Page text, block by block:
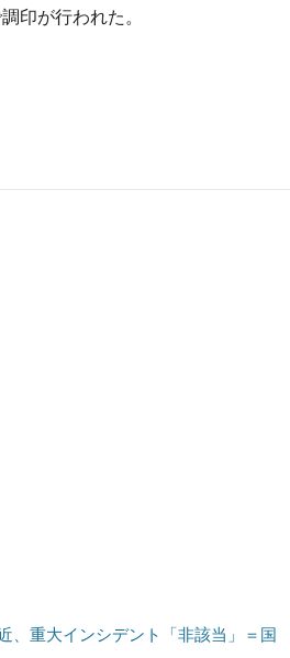
印が行われた。
、重大インシデント「非該当」＝国